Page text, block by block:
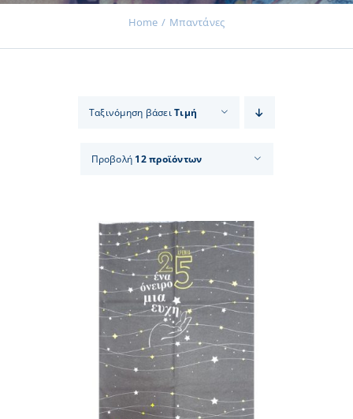
Επικοινωνία
Home Μπαντάνες
Ταξινόμηση βάσειΤιμή
Προβολή 12 προϊόντων